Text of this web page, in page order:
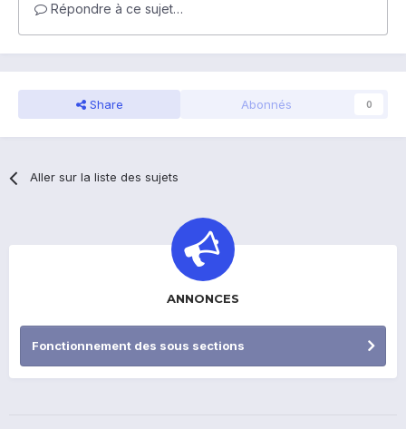
Répondre à ce sujet…
Share Abonnés 0
Aller sur la liste des sujets
ANNONCES
Fonctionnement des sous sections